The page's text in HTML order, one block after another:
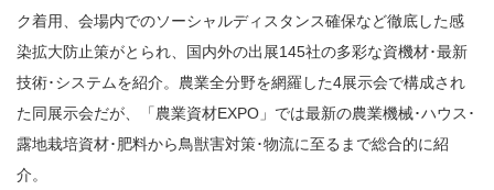
ク着用、会場内でのソーシャルディスタンス確保など徹底した感
染拡大防止策がとられ、国内外の出展145社の多彩な資機材･最新
技術･システムを紹介。農業全分野を網羅した4展示会で構成され
た同展示会だが、「農業資材EXPO」では最新の農業機械･ハウス･
露地栽培資材･肥料から鳥獣害対策･物流に至るまで総合的に紹
介。